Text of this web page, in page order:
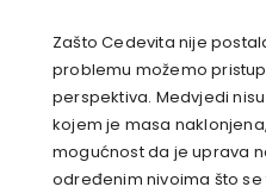
Zašto Cedevita nije
problemu možemo
perspektiva. Medvjedi
kojem je masa
mogućnost da je uprava
određenim nivoima što